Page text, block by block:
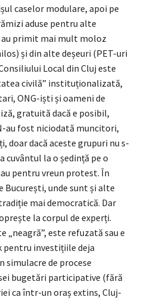
caselor modulare, apoi pe
aduse pentru alte
primit mai mult moloz
și din alte deșeuri (PET-uri
Local din Cluj este
civilă” instituționalizată,
ONG-iști și oameni de
gratuită dacă e posibil,
au fost niciodată muncitori,
dacă aceste grupuri nu s-
la o ședință pe o
pentru vreun protest. În
București, unde sunt și alte
mai democratică. Dar
la corpul de experți.
„neagră”, este refuzată sau e
pentru investițiile deja
simulacre de procese
bugetări participative (fără
ca într-un oraș extins, Cluj-